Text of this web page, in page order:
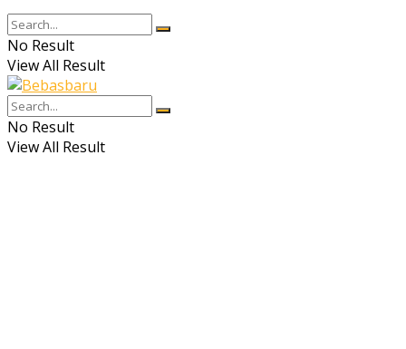
No Result
View All Result
No Result
View All Result